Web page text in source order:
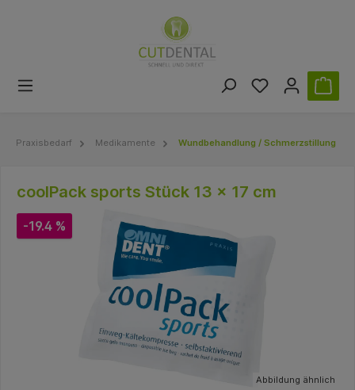
Praxisbedarf Medikamente Wundbehandlung / Schmerzstillung
coolPack sports Stück 13 x 17 cm
-19.4 %
Abbildung ähnlich